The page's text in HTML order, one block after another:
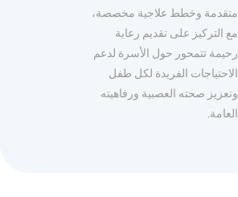
متقدمة وخطط علاجية مخصصة،
مع التركيز على تقديم رعاية
رحيمة تتمحور حول الأسرة لدعم
الاحتياجات الفريدة لكل طفل
وتعزيز صحته العصبية ورفاهيته
العامة.